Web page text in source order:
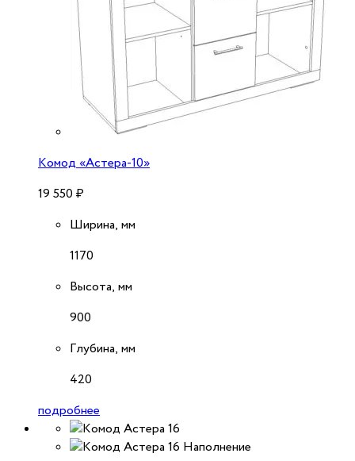
Комод «Астера-10»
19 550 ₽
Ширина, мм
1170
Высота, мм
900
Глубина, мм
420
подробнее